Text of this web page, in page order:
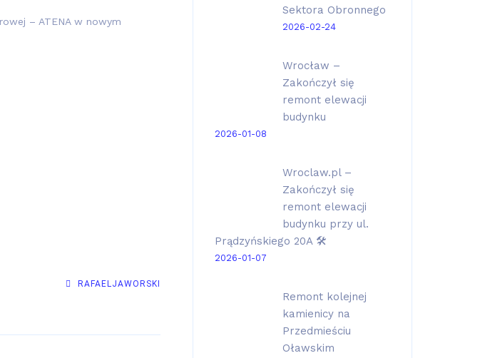
– ATENA w nowym
RAFAELJAWORSKI
Sektora Obronnego
2026-02-24
Wrocław –
Zakończył się
remont elewacji
budynku
2026-01-08
Wroclaw.pl –
Zakończył się
remont elewacji
budynku przy ul.
Prądzyńskiego 20A 🛠️
2026-01-07
Remont kolejnej
kamienicy na
Przedmieściu
Oławskim